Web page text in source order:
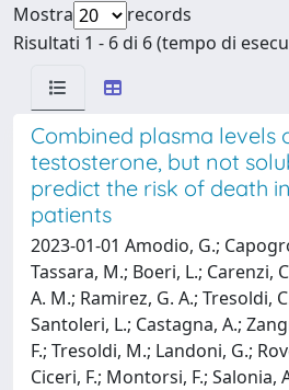
Mostra
records
Risultati 1 - 6 di 6 (tempo di
Combined plasma levels
testosterone, but not
predict the risk of death
patients
2023-01-01 Amodio, G.;
Tassara, M.; Boeri, L.; Carenzi,
A. M.; Ramirez, G. A.; Tresoldi,
Santoleri, L.; Castagna, A.;
F.; Tresoldi, M.; Landoni, G.;
Ciceri, F.; Montorsi, F.; Salonia,